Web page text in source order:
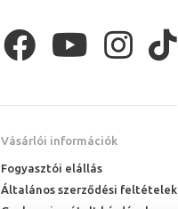
Vásárlói információk
Fogyasztói elállás
Általános szerződési feltételek